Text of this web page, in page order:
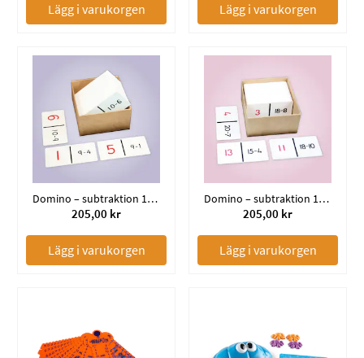
Lägg i varukorgen Lägg i varukorgen
Domino – subtraktion 1–10
205,00 kr
Lägg i varukorgen
Domino – subtraktion 1–20
205,00 kr
Lägg i varukorgen